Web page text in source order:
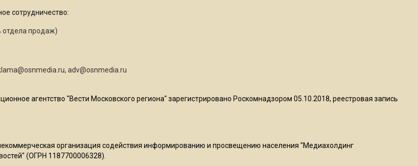
гражданство 88 человек и
аннулировали 2600 ВНЖ
Сотрудники хлебозавода в
сотрудничество:
отдела продаж)
, adv@osnmedia.ru
агентство "Вести Московского региона" зарегистрировано Роскомнадзором 05.10.2018, реестровая запись
организация содействия информированию и просвещению населения "Медиахолдинг
(ОГРН 1187700006328).